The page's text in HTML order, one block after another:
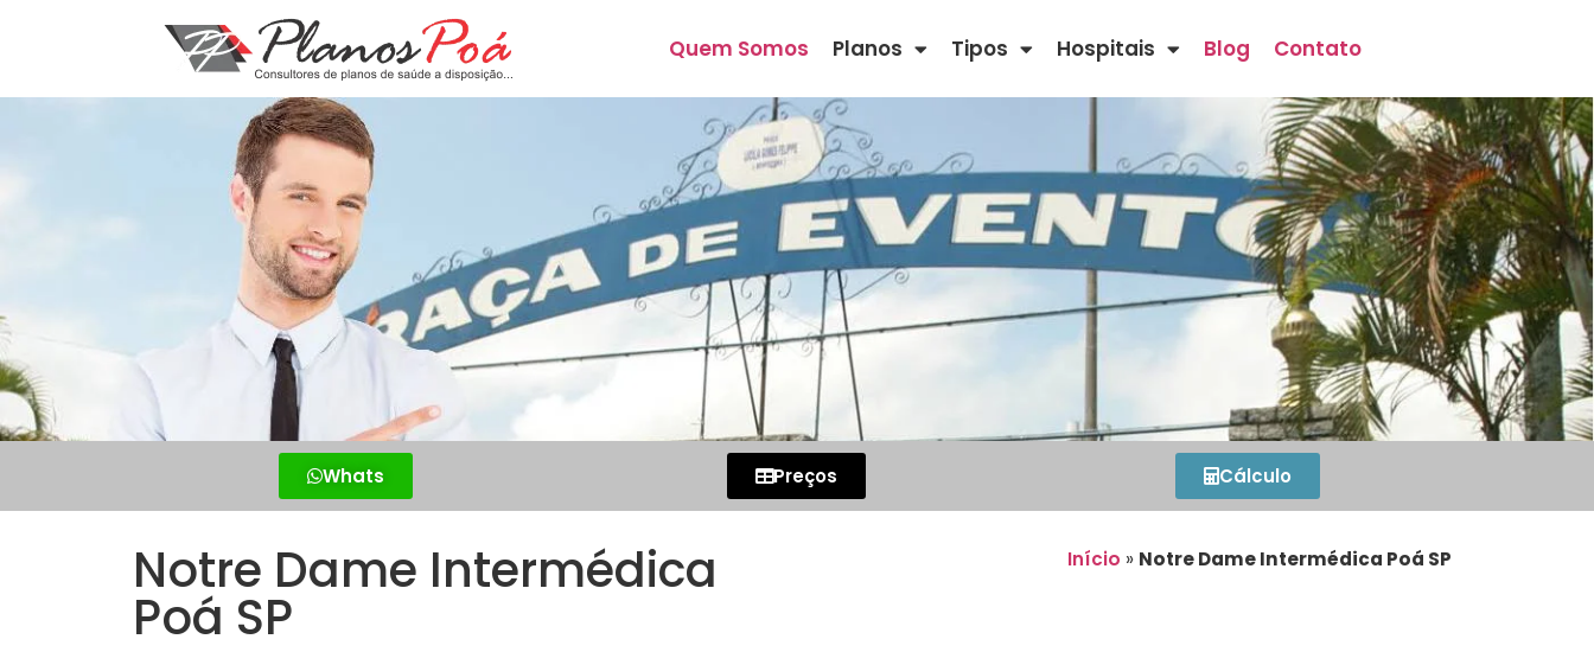
Quem Somos Planos Tipos Hospitais Blog Contato
Whats Preços Cálculo
Notre Dame Intermédica
Poá SP
Início » Notre Dame Intermédica Poá SP